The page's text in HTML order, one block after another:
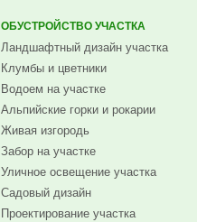
ОБУСТРОЙСТВО УЧАСТКА
Ландшафтный дизайн участка
Клумбы и цветники
Водоем на участке
Альпийские горки и рокарии
Живая изгородь
Забор на участке
Уличное освещение участка
Садовый дизайн
Проектирование участка